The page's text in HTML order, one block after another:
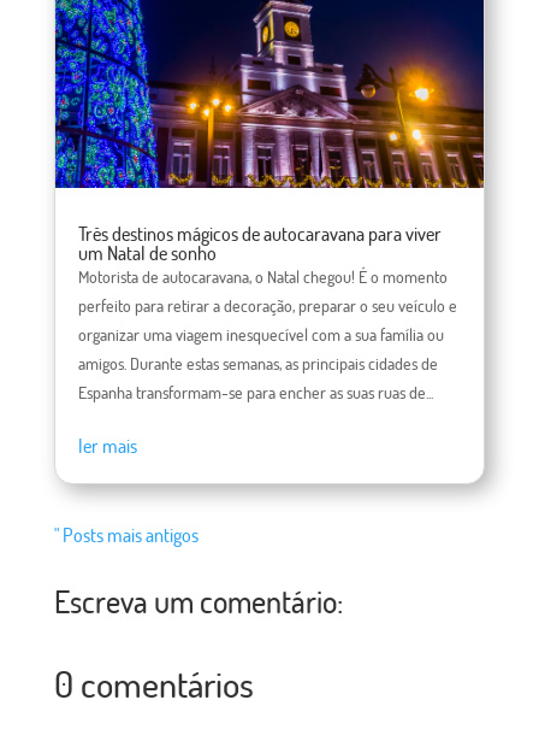
Três destinos mágicos de autocaravana para viver
um Natal de sonho
Motorista de autocaravana, o Natal chegou! É o momento
perfeito para retirar a decoração, preparar o seu veículo e
organizar uma viagem inesquecível com a sua família ou
amigos. Durante estas semanas, as principais cidades de
Espanha transformam-se para encher as suas ruas de...
ler mais
" Posts mais antigos
Escreva um comentário:
0 comentários